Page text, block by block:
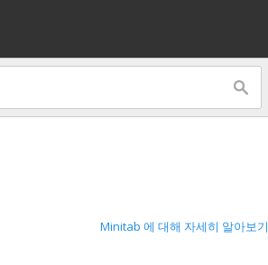
Minitab 에 대해 자세히 알아보기